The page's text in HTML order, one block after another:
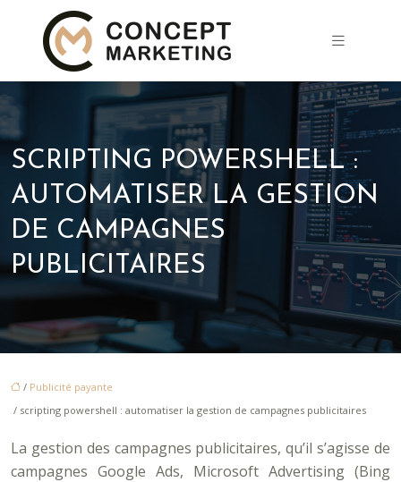
SCRIPTING POWERSHELL :
AUTOMATISER LA GESTION
DE CAMPAGNES
PUBLICITAIRES
/ Publicité payante
/ scripting powershell : automatiser la gestion de campagnes publicitaires
La gestion des campagnes publicitaires, qu’il s’agisse de
campagnes Google Ads, Microsoft Advertising (Bing